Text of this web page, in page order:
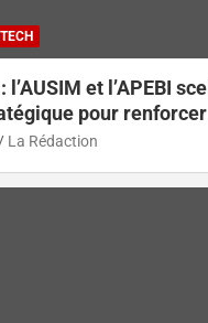
et l’APEBI
pour renforcer
digital marocain
La Rédaction